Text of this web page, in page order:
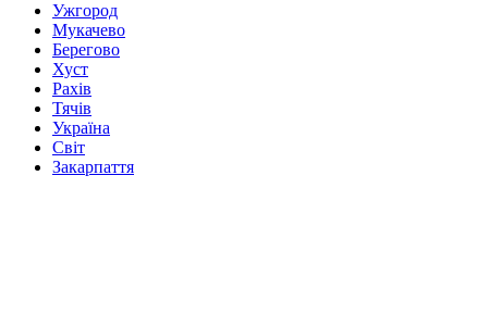
Ужгород
Мукачево
Берегово
Хуст
Рахів
Тячів
Україна
Світ
Закарпаття